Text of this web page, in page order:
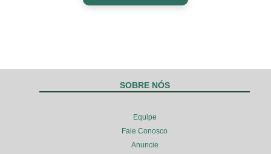
SOBRE NÓS
Equipe
Fale Conosco
Anuncie